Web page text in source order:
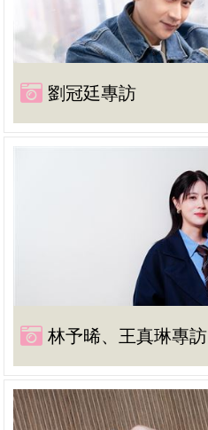
劉冠廷專訪
林予晞、王真琳專訪